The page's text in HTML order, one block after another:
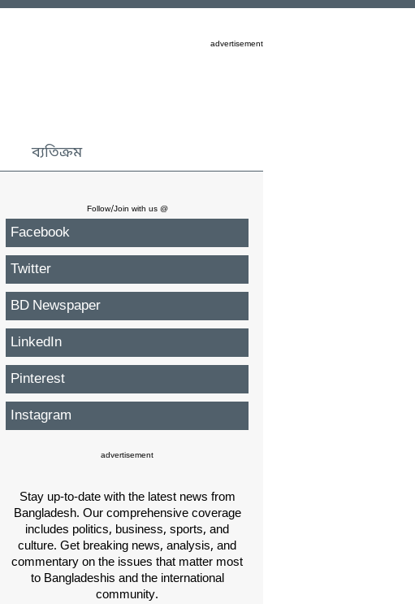
advertisement
ব্যতিক্রম
Follow/Join with us @
Facebook
Twitter
BD Newspaper
LinkedIn
Pinterest
Instagram
advertisement
Stay up-to-date with the latest news from
Bangladesh. Our comprehensive coverage
includes politics, business, sports, and
culture. Get breaking news, analysis, and
commentary on the issues that matter most
to Bangladeshis and the international
community.